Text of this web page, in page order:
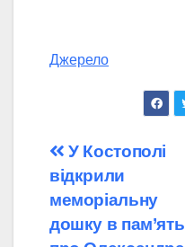
Джерело
Навігація
записів
У Костополі
відкрили
меморіальну
дошку в пам’ять